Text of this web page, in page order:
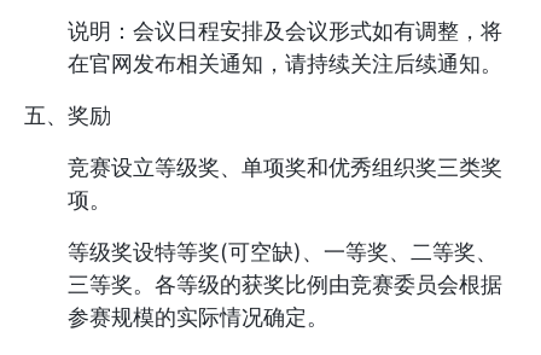
说明：会议日程安排及会议形式如有调整，将
在官网发布相关通知，请持续关注后续通知。
五、奖励
竞赛设立等级奖、单项奖和优秀组织奖三类奖
项。
等级奖设特等奖(可空缺)、一等奖、二等奖、
三等奖。各等级的获奖比例由竞赛委员会根据
参赛规模的实际情况确定。